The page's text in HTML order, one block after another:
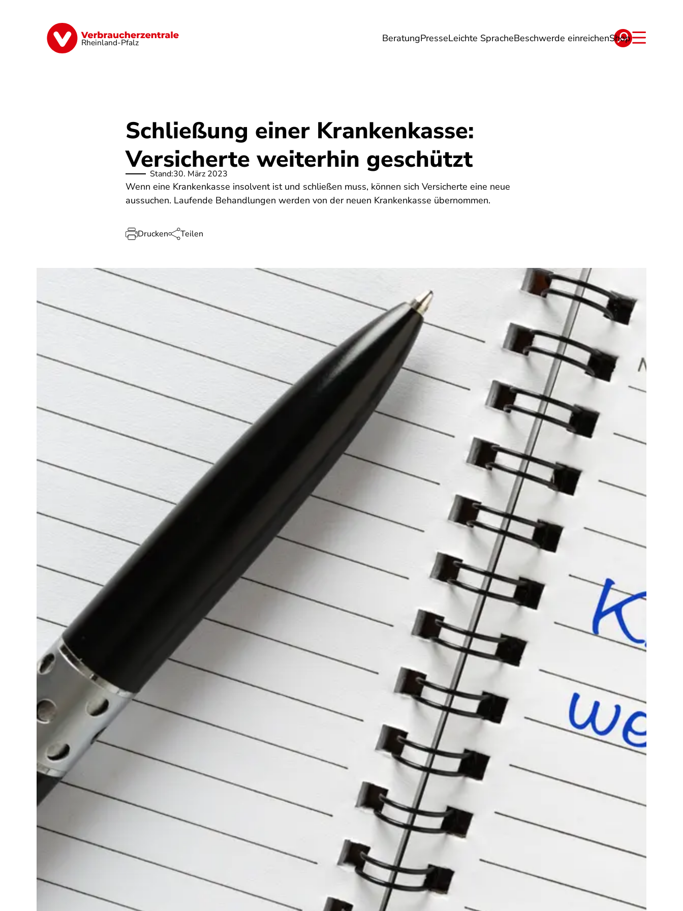
Rheinland-Pfalz BeratungPresseLeichte SpracheBeschwerde einreichenShop
Digitales Finanzen & Versicherung Gesundheit & Pflege Energie Reise Verträge
Schließung einer Krankenkasse:
Versicherte weiterhin geschützt
Stand:30. März 2023
Wenn eine Krankenkasse insolvent ist und schließen muss, können sich Versicherte eine neue
aussuchen. Laufende Behandlungen werden von der neuen Krankenkasse übernommen.
Drucken Teilen